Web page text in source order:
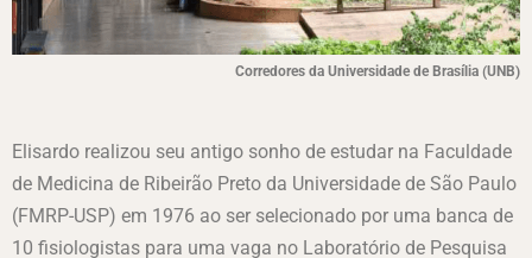
Corredores da Universidade de Brasília (UNB)
Elisardo realizou seu antigo sonho de estudar na Faculdade
de Medicina de Ribeirão Preto da Universidade de São Paulo
(FMRP-USP) em 1976 ao ser selecionado por uma banca de
10 fisiologistas para uma vaga no Laboratório de Pesquisa